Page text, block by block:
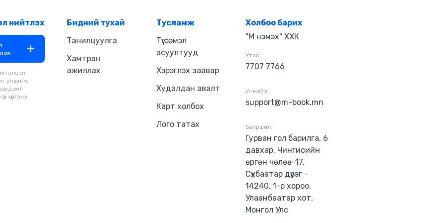
нийтлэх
уншигч,
хил
хүргэнэ
Бидний тухай
Танилцуулга
Хамтран
ажиллах
Тусламж
Түгээмэл
асуултууд
Хэрэглэх заавар
Худалдан авалт
Карт холбох
Лого татах
Холбоо барих
"М нэмэх" ХХК
Утас:
7707 7766
И-мэйл:
support@m-book.mn
Байршил:
Гурван гол барилга, 6
давхар, Чингисийн
өргөн чөлөө-17,
Сүхбаатар дүүрэг -
14240, 1-р хороо,
Улаанбаатар хот,
Монгол Улс